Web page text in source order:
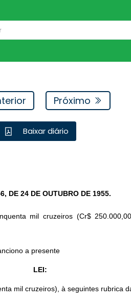
Próximo
Baixar diário
DE 24 DE OUTUBRO DE 1955.
mil cruzeiros (Cr$
a presente
LEI:
mil cruzeiros), à seguintes rubrica